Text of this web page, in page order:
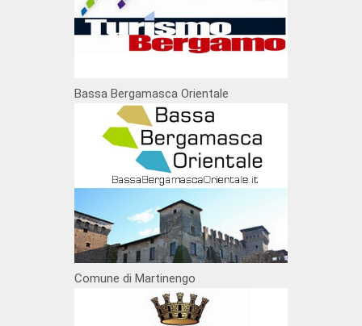
Bassa Bergamasca Orientale
Comune di Martinengo